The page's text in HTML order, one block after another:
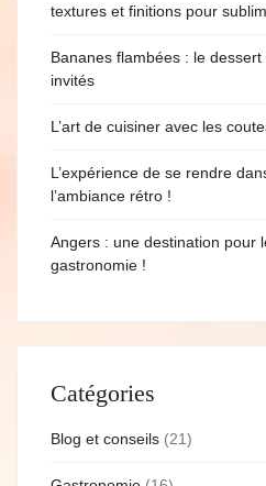
textures et finitions pour
Bananes flambées : le
invités
L’art de cuisiner avec les
L’expérience de se rendre
l’ambiance rétro !
Angers : une destination pour
gastronomie !
Catégories
Blog et conseils (21)